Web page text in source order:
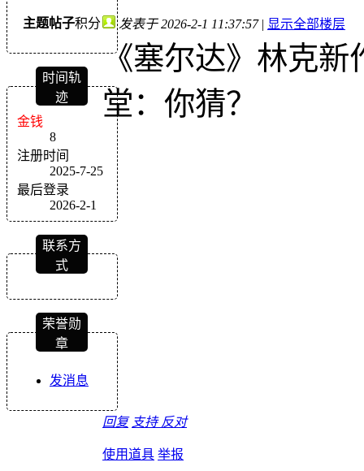
主题帖子积分
时间轨
迹
金钱
8
注册时间
2025-7-25
最后登录
2026-2-1
联系方
式
荣誉勋
章
发消息
发表于 2026-2-1 11:37:57 | 显示全部楼层
《塞尔达》林克新
堂：你猜？
回复 支持 反对
使用道具 举报